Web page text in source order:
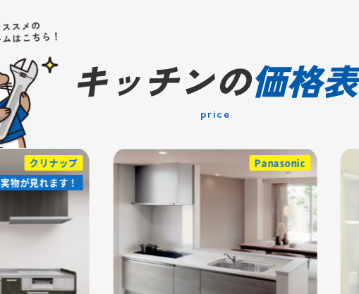
キッチンの価格表
price
クリナップ
実物が見れます！
実物が見れます！
Panasonic